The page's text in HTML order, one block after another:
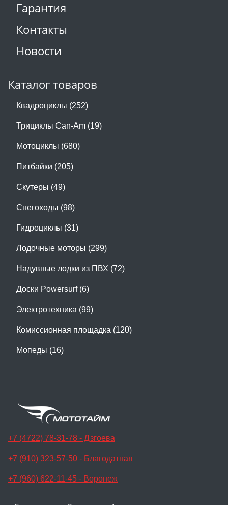
Гарантия
Контакты
Новости
Каталог товаров
Квадроциклы (252)
Трициклы Can-Am (19)
Мотоциклы (680)
Питбайки (205)
Скутеры (49)
Снегоходы (98)
Гидроциклы (31)
Лодочные моторы (299)
Надувные лодки из ПВХ (72)
Доски Powersurf (6)
Электротехника (99)
Комиссионная площадка (120)
Мопеды (16)
+7 (4722) 78-31-78 - Дзгоева
+7 (910) 323-57-50 - Благодатная
+7 (960) 622-11-45 - Воронеж